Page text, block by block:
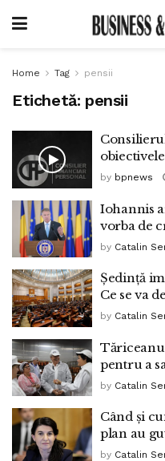
Home Tag pensii
Etichetă: pensii
by bpnews
Iohannis
vorba de
by Catalin
Ședință
Ce se va
by Catalin
pentru a
by Catalin
Când și
plan au
by Catalin